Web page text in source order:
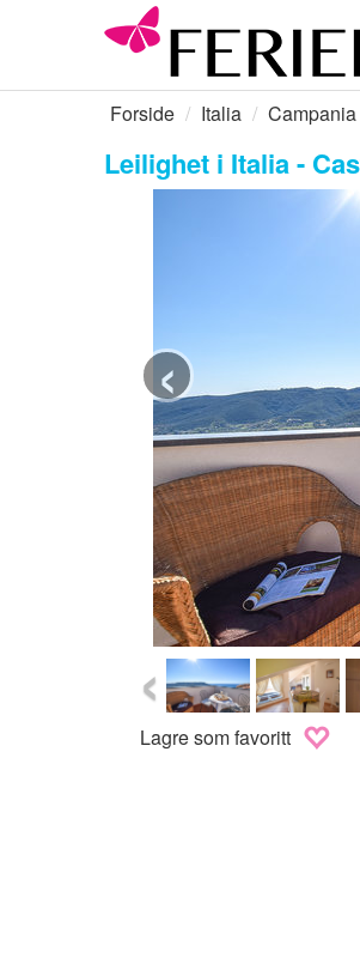
Forside
Italia Campania
Leilighet i Italia -
‹
‹
Lagre som favoritt